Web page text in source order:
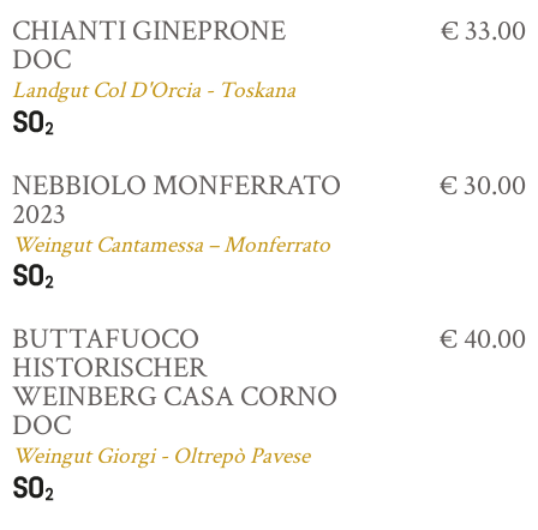
CHIANTI GINEPRONE
DOC
Landgut Col D'Orcia - Toskana
€ 33.00
NEBBIOLO MONFERRATO
2023
Weingut Cantamessa – Monferrato
€ 30.00
BUTTAFUOCO
HISTORISCHER
WEINBERG CASA CORNO
DOC
Weingut Giorgi - Oltrepò Pavese
€ 40.00